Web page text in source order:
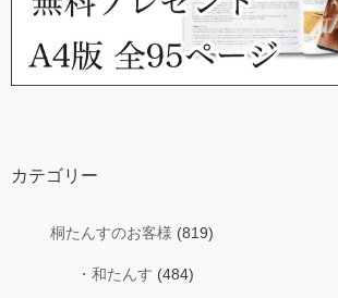
カテゴリー
桐たんすのお客様 (819)
・和たんす (484)